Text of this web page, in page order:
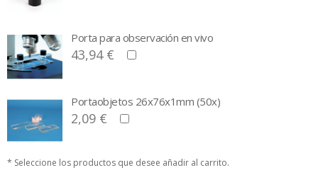
Porta para observación en vivo
43,94 €
Portaobjetos 26x76x1mm (50x)
2,09 €
* Seleccione los productos que desee añadir al carrito.